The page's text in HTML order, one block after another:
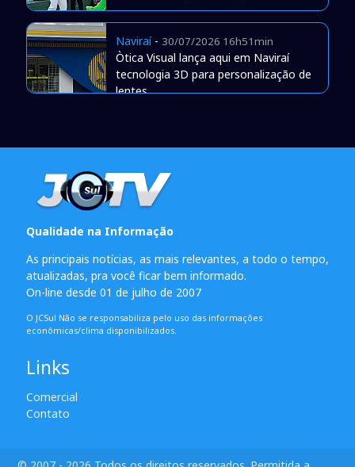
Naviraí- 30/07/2026 16h51min
Òtica Visual lança aqui em Naviraí
tecnologia 3D para personalização de
lentes
Qualidade na Informação
As principais notícias, as mais relevantes, a todo o tempo,
atualizadas, pra você ficar bem informado.
On-line desde 01 de julho de 2007
O JCSul Não se responsabiliza pelo uso das informações
econômicas/clima disponibilizados.
Links
Comercial
Contato